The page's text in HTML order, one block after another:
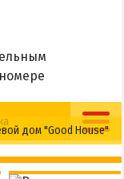
дом "Good House"